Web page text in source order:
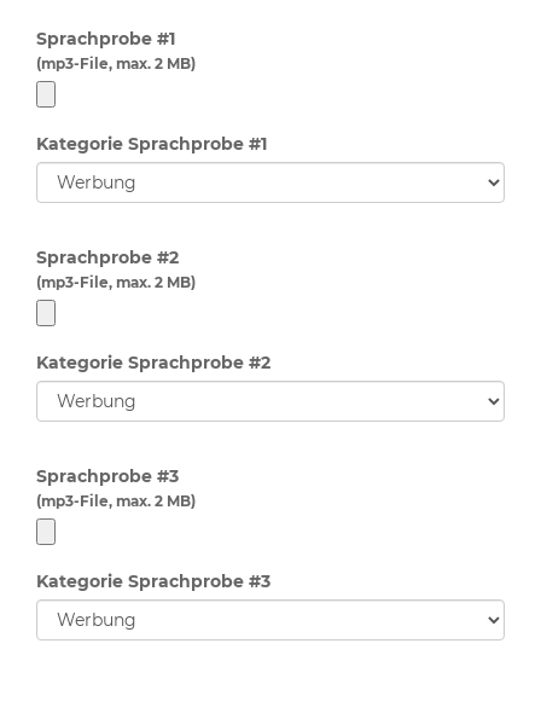
Sprachprobe #1
(mp3-File, max. 2 MB)
Kategorie Sprachprobe #1
Sprachprobe #2
(mp3-File, max. 2 MB)
Kategorie Sprachprobe #2
Sprachprobe #3
(mp3-File, max. 2 MB)
Kategorie Sprachprobe #3